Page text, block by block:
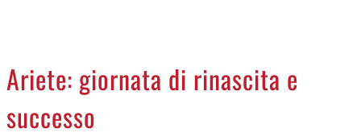
Ariete: giornata di rinascita e
successo